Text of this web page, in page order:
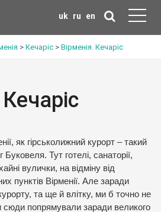
uk ru en
> Кечаріс > Вірменія. Кечаріс
як гірськолижний курорт – такий
Буковеля. Тут готелі, санаторії,
вулички, на відміну від
пунктів Вірменії. Але заради
та ще й влітку, ми б точно не
сюди попрямували заради великого